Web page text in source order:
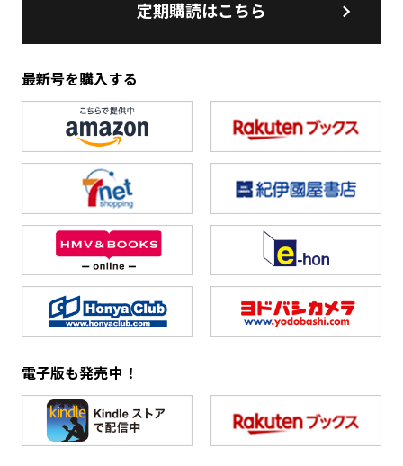
定期購読はこちら
最新号を購入する
電子版も発売中！